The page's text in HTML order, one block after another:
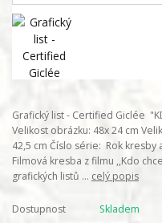
Grafický list - Certified Giclée
Velikost obrázku: 48x 24 cm
42,5 cm Číslo série: Rok kresby
Filmová kresba z filmu ,,Kdo
grafických listů ... celý popis
Dostupnost Skladem